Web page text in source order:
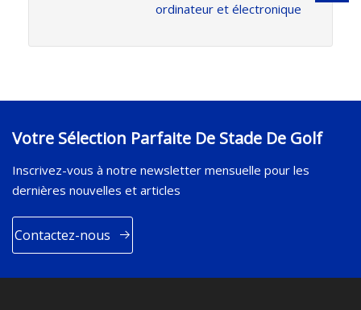
ordinateur et électronique
Votre Sélection Parfaite De Stade De Golf
Inscrivez-vous à notre newsletter mensuelle pour les
dernières nouvelles et articles
Contactez-nous